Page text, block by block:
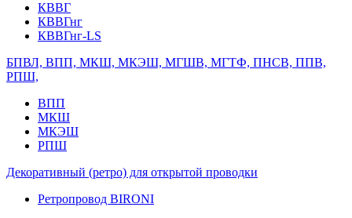
КВВГ
КВВГнг
КВВГнг-LS
БПВЛ, ВПП, МКШ, МКЭШ, МГШВ, МГТФ, ПНСВ, ППВ,
РПШ,
ВПП
МКШ
МКЭШ
РПШ
Декоративный (ретро) для открытой проводки
Ретропровод BIRONI